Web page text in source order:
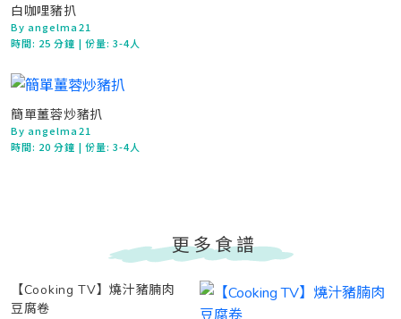
白咖哩豬扒
By angelma21
時間: 25 分鐘 | 份量: 3-4人
簡單薑蓉炒豬扒
By angelma21
時間: 20 分鐘 | 份量: 3-4人
更多食譜
【Cooking TV】燒汁豬腩肉
豆腐卷